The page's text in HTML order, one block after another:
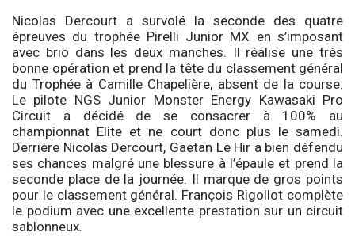
Nicolas Dercourt a survolé la seconde des quatre
épreuves du trophée Pirelli Junior MX en s’imposant
avec brio dans les deux manches. Il réalise une très
bonne opération et prend la tête du classement général
du Trophée à Camille Chapelière, absent de la course.
Le pilote NGS Junior Monster Energy Kawasaki Pro
Circuit a décidé de se consacrer à 100% au
championnat Elite et ne court donc plus le samedi.
Derrière Nicolas Dercourt, Gaetan Le Hir a bien défendu
ses chances malgré une blessure à l’épaule et prend la
seconde place de la journée. Il marque de gros points
pour le classement général. François Rigollot complète
le podium avec une excellente prestation sur un circuit
sablonneux.